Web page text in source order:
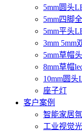
5mm圆头
5mm四脚
5mm平头
3mm 5mm
5mm草帽
8mm草帽
10mm圆头
座子灯
客户案例
智能家居
工业视觉